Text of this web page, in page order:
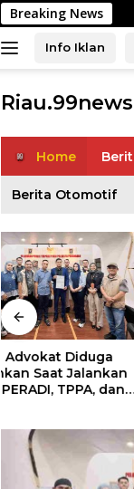
Breaking News
Profesi
Info Iklan
Home
Berita Otomotif
Soroti Polemik
Satgas PKH,
Inhu Desak Kejari